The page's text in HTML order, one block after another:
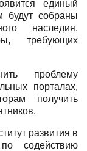
единый
будут собраны
наследия,
требующих
проблему
порталах,
получить
развития в
содействию